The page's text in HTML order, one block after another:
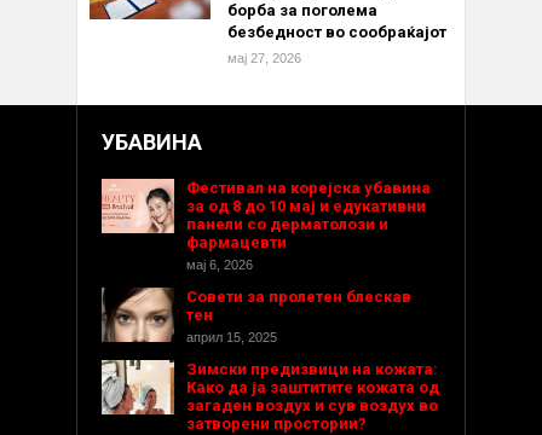
борба за поголема
безбедност во сообраќајот
мај 27, 2026
УБАВИНА
Фестивал на корејска убавина
за од 8 до 10 мај и едукативни
панели со дерматолози и
фармацевти
мај 6, 2026
Совети за пролетен блескав
тен
април 15, 2025
Зимски предизвици на кожата:
Како да ја заштитите кожата од
загаден воздух и сув воздух во
затворени простории?